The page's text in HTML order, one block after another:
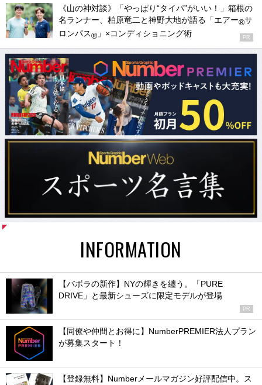
《山の神対談》「やっぱり“タイパ”がいい！」箱根の
名ランナー、柏原竜二と神野大地が語る「エアー®サ
ロンパス® 」×コンディショニング術 PR
INFORMATION
【バボラの新作】NYの輝きを纏う。「PURE
DRIVE」と最新シューズに限定モデルが登場
PR
【同僚や仲間とお得に】NumberPREMIER法人プラン
が募集スタート！
【登録無料】Numberメールマガジン好評配信中。ス